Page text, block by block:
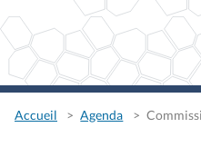
Accueil Agenda